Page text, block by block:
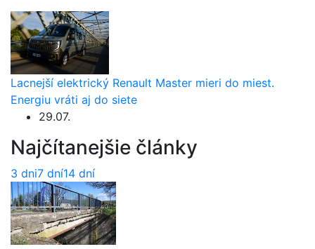
Lacnejší elektrický Renault Master mieri do miest.
Energiu vráti aj do siete
29.07.
Najčítanejšie články
3 dni7 dní14 dní